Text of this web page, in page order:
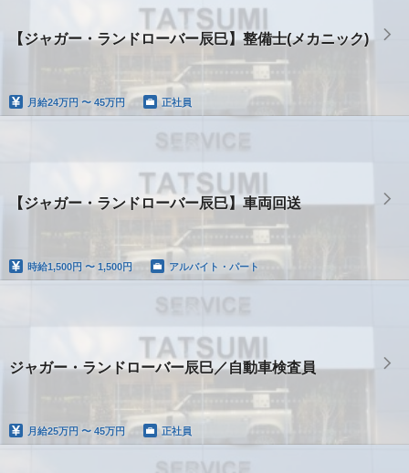
【ジャガー・ランドローバー辰巳】整備士(メカニック)
月給24万円 〜 45万円 正社員
【ジャガー・ランドローバー辰巳】車両回送
時給1,500円 〜 1,500円 アルバイト・パート
ジャガー・ランドローバー辰巳／自動車検査員
月給25万円 〜 45万円 正社員